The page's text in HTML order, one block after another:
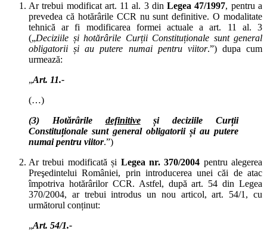
Ar trebui modificat art. 11 al. 3 dinLegea 47/1997, pentru a
prevedea că hotărârile CCR nu sunt definitive. O modalitate
tehnică ar fi modificarea formei actuale a art. 11 al. 3
(„Deciziile și hotărârile Curții Constituționale sunt general
obligatorii și au putere numai pentru viitor.”) dupa cum
urmează:
„Art. 11.-
(…)
(3) Hotărârile definitiveși deciziile Curții
Constituționale sunt general obligatorii și au putere
numai pentru viitor.”)
Ar trebui modificată și Legea nr. 370/2004 pentru alegerea
Preşedintelui României, prin introducerea unei căi de atac
împotriva hotărârilor CCR. Astfel, după art. 54 din Legea
370/2004, ar trebui introdus un nou articol, art. 54/1, cu
următorul conținut:
„Art. 54/1.-